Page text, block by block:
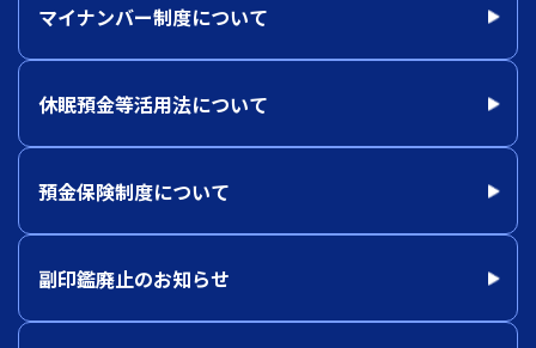
マイナンバー制度について
休眠預金等活用法について
預金保険制度について
副印鑑廃止のお知らせ